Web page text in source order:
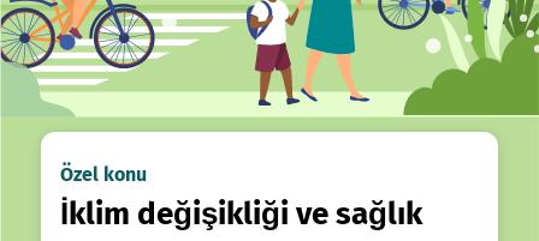
Özel konu
İklim değişikliği ve sağlık